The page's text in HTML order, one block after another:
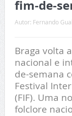
fim-de-
Autor: Fernando
Braga volta
nacional e
de-semana
Festival
(FIF). Uma
folclore